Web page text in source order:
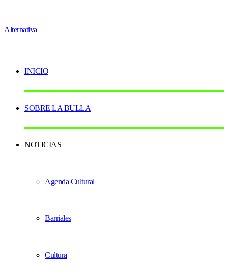
INICIO
SOBRE LA BULLA
NOTICIAS
Agenda Cultural
Barriales
Cultura